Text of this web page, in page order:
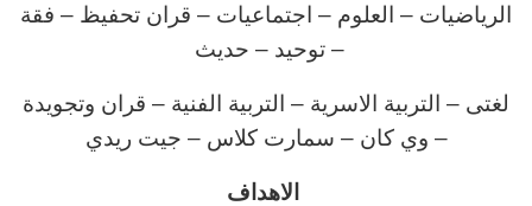
الرياضيات – العلوم – اجتماعيات – قران تحفيظ – فقة
– توحيد – حديث
لغتى – التربية الاسرية – التربية الفنية – قران وتجويدة
– وي كان – سمارت كلاس – جيت ريدي
الاهداف